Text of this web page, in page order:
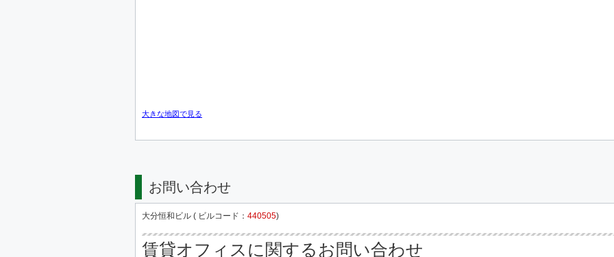
大きな地図で見る
お問い合わせ
大分恒和ビル ( ビルコード： 440505)
賃貸オフィスに関するお問い合わせ